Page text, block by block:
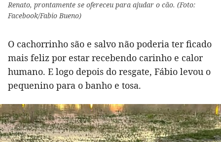
Renato, prontamente se ofereceu para ajudar o cão. (Foto:
Facebook/Fabio Bueno)
O cachorrinho são e salvo não poderia ter ficado
mais feliz por estar recebendo carinho e calor
humano. E logo depois do resgate, Fábio levou o
pequenino para o banho e tosa.